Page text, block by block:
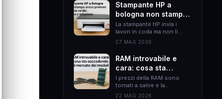
Stampante HP a
bologna non stampa
senza premere il
tasto verde: causa e
soluzione
La stampante HP invia i
lavori in coda ma non li
esegue finché non premi il
quasi sempre HP Smart.
Ecco come risolverlo
definitivamente.
27 MAG 2026
RAM introvabile e
cara: cosa sta
succedendo al
mercato dei moduli
I prezzi della RAM sono
tornati a salire e la
disponibilità si è ridotta.
22 MAG 2026